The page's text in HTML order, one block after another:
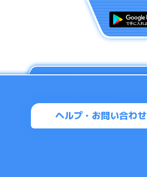
ヘルプ・お問い合わせ